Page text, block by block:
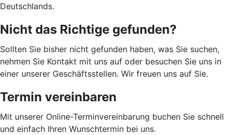
Deutschlands.
Nicht das Richtige gefunden?
Sollten Sie bisher nicht gefunden haben, was Sie suchen,
nehmen Sie Kontakt mit uns auf oder besuchen Sie uns in
einer unserer Geschäftsstellen. Wir freuen uns auf Sie.
Termin vereinbaren
Mit unserer Online-Terminvereinbarung buchen Sie schnell
und einfach Ihren Wunschtermin bei uns.